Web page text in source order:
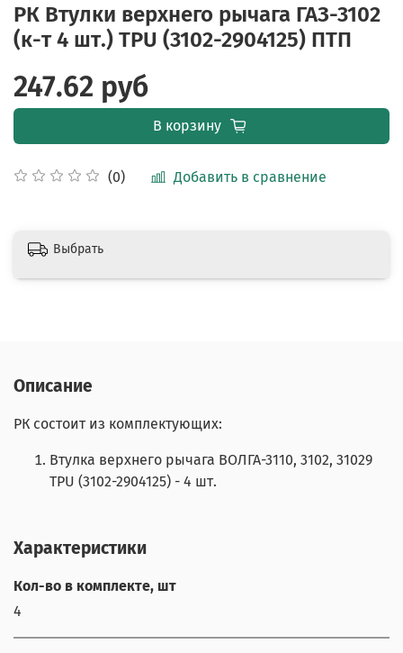
РК Втулки верхнего рычага ГАЗ-3102
(к-т 4 шт.) TPU (3102-2904125) ПТП
(0) Добавить в сравнение
247.62 руб
В корзину
Выбрать
Описание
РК состоит из комплектующих:
Втулка верхнего рычага ВОЛГА-3110, 3102, 31029
TPU (3102-2904125) - 4 шт.
Характеристики
Кол-во в комплекте, шт
4